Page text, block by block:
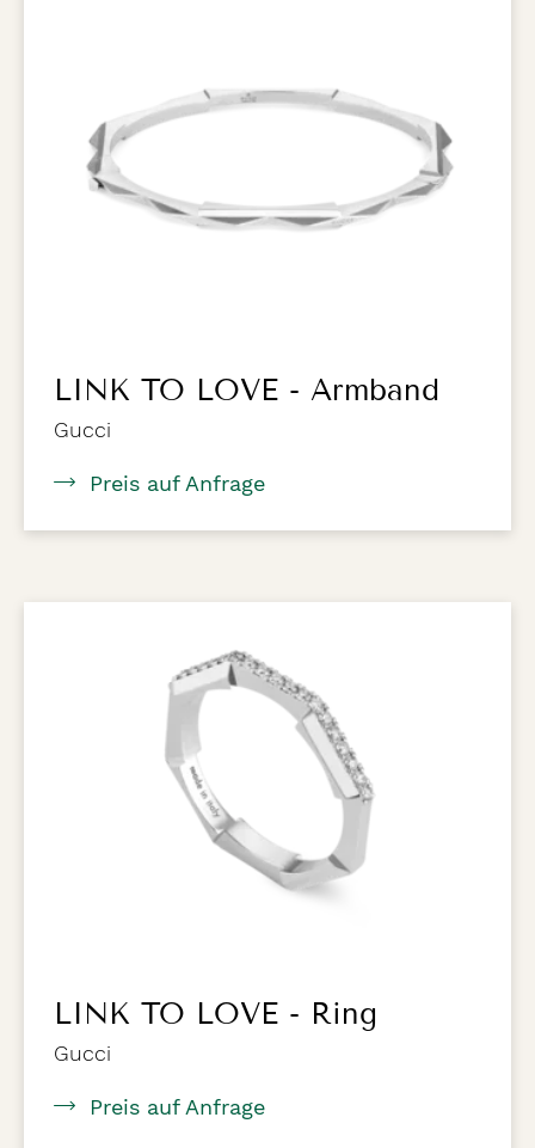
LINK TO LOVE - Armband
Gucci
Preis auf Anfrage
LINK TO LOVE - Ring
Gucci
Preis auf Anfrage